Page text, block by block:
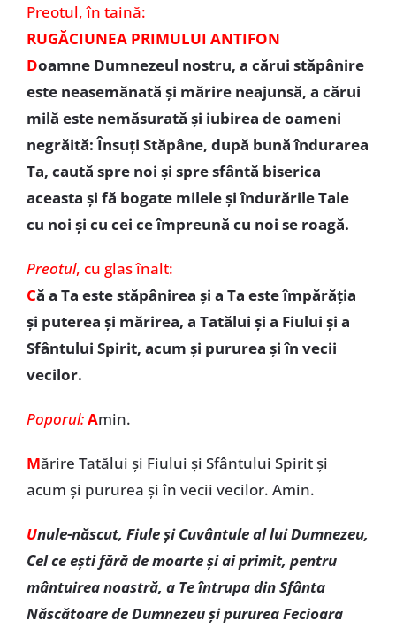
Preotul, în taină:
RUGĂCIUNEA PRIMULUI ANTIFON
Doamne Dumnezeul nostru, a cărui stăpânire
este neasemănată şi mărire neajunsă, a cărui
milă este nemăsurată şi iubirea de oameni
negrăită: Însuţi Stăpâne, după bună îndurarea
Ta, caută spre noi şi spre sfântă biserica
aceasta şi fă bogate milele şi îndurările Tale
cu noi şi cu cei ce împreună cu noi se roagă.
Preotul, cu glas înalt:
Că a Ta este stăpânirea şi a Ta este împărăţia
şi puterea şi mărirea, a Tatălui şi a Fiului şi a
Sfântului Spirit, acum şi pururea şi în vecii
vecilor.
Poporul:Amin.
Mărire Tatălui şi Fiului şi Sfântului Spirit și
acum și pururea și în vecii vecilor. Amin.
Unule-născut, Fiule şi Cuvântule al lui Dumnezeu,
Cel ce eşti fără de moarte şi ai primit, pentru
mântuirea noastră, a Te întrupa din Sfânta
Născătoare de Dumnezeu şi pururea Fecioara